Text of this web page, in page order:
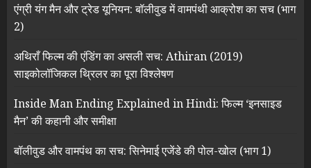
एंग्री यंग मैन और ट्रेड यूनियन: बॉलीवुड में वामपंथी आक्रोश का सच (भाग
2)
अथिराँ फिल्म की एंडिंग का असली सच: Athiran (2019)
साइकोलॉजिकल थ्रिलर का पूरा विश्लेषण
Inside Man Ending Explained in Hindi: फिल्म ‘इनसाइड
मैन’ की कहानी और समीक्षा
बॉलीवुड और वामपंथ का सच: सिनेमाई एजेंडे की पोल-खोल (भाग 1)